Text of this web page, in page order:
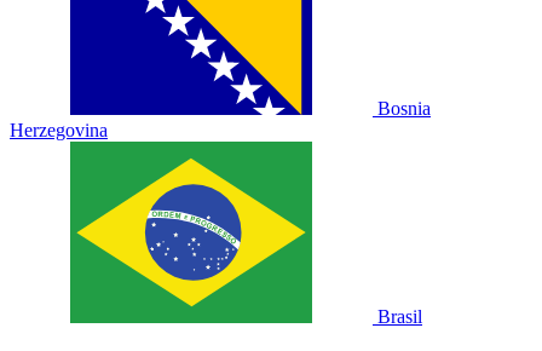
Bosnia
Herzegovina
Brasil